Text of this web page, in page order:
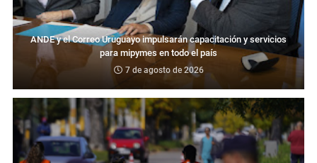
ANDE y el Correo Uruguayo impulsarán capacitación y servicios
para mipymes en todo el país
7 de agosto de 2026